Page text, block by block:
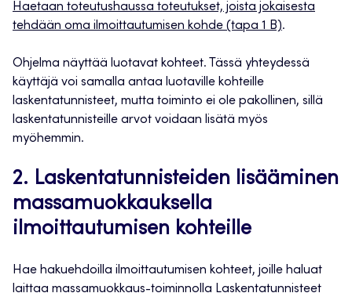
Haetaan toteutushaussa toteutukset, joista jokaisesta
tehdään oma ilmoittautumisen kohde (tapa 1 B).
Ohjelma näyttää luotavat kohteet. Tässä yhteydessä
käyttäjä voi samalla antaa luotaville kohteille
laskentatunnisteet, mutta toiminto ei ole pakollinen, sillä
laskentatunnisteille arvot voidaan lisätä myös
myöhemmin.
2. Laskentatunnisteiden lisääminen
massamuokkauksella
ilmoittautumisen kohteille
Hae hakuehdoilla ilmoittautumisen kohteet, joille haluat
laittaa massamuokkaus-toiminnolla Laskentatunnisteet